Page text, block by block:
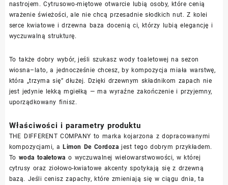
nastrojem. Cytrusowo-miętowe otwarcie lubią osoby, które cenią
wrażenie świeżości, ale nie chcą przesadnie słodkich nut. Z kolei
serce kwiatowe i drzewna baza docenią ci, którzy lubią elegancję i
wyczuwalną strukturę.
To także dobry wybór, jeśli szukasz wody toaletowej na sezon
wiosna–lato, a jednocześnie chcesz, by kompozycja miała warstwę,
która „trzyma się” dłużej. Dzięki drzewnym składnikom zapach nie
jest jedynie lekką mgiełką — ma wyraźne zakończenie i przyjemny,
uporządkowany finisz.
Właściwości i parametry produktu
THE DIFFERENT COMPANY to marka kojarzona z dopracowanymi
kompozycjami, a Limon De Cordoza jest tego dobrym przykładem.
To woda toaletowa o wyczuwalnej wielowarstwowości, w której
cytrusy oraz ziołowo-kwiatowe akcenty spotykają się z drzewną
bazą. Jeśli cenisz zapachy, które zmieniają się w ciągu dnia, ta